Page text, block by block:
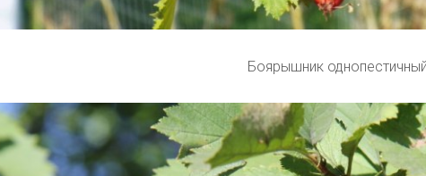
Боярышник